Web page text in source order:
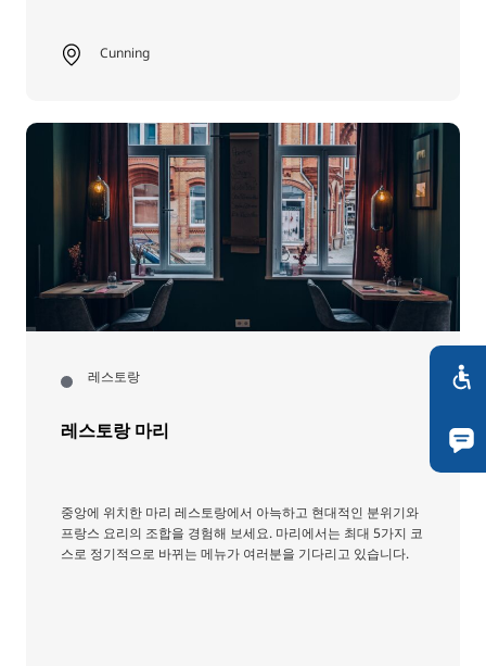
Cunning
레스토랑
레스토랑 마리
중앙에 위치한 마리 레스토랑에서 아늑하고 현대적인 분위기와
프랑스 요리의 조합을 경험해 보세요. 마리에서는 최대 5가지 코
스로 정기적으로 바뀌는 메뉴가 여러분을 기다리고 있습니다.